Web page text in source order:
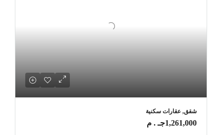
شقق, عقارات سكنية
1,261,000جـ . م